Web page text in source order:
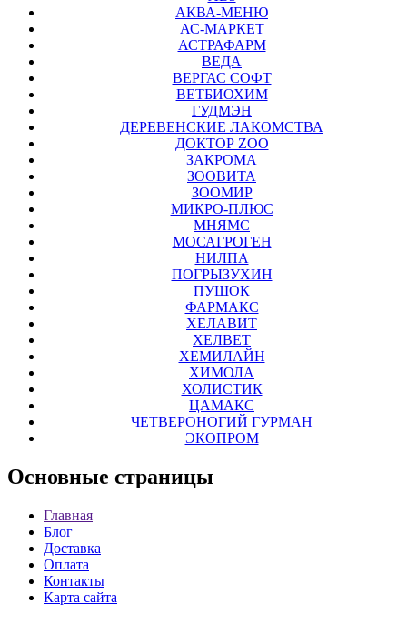
АКВА-МЕНЮ
АС-МАРКЕТ
АСТРАФАРМ
ВЕДА
ВЕРГАС СОФТ
ВЕТБИОХИМ
ГУДМЭН
ДЕРЕВЕНСКИЕ ЛАКОМСТВА
ДОКТОР ZOO
ЗАКРОМА
ЗООВИТА
ЗООМИР
МИКРО-ПЛЮС
МНЯМС
МОСАГРОГЕН
НИЛПА
ПОГРЫЗУХИН
ПУШОК
ФАРМАКС
ХЕЛАВИТ
ХЕЛВЕТ
ХЕМИЛАЙН
ХИМОЛА
ХОЛИСТИК
ЦАМАКС
ЧЕТВЕРОНОГИЙ ГУРМАН
ЭКОПРОМ
Основные страницы
Главная
Блог
Доставка
Оплата
Контакты
Карта сайта